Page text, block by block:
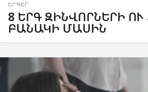
ԵՐԳԵՐ
8 ԵՐԳ ԶԻՆՎՈՐՆԵՐԻ
ԲԱՆԱԿԻ ՄԱՍԻՆ